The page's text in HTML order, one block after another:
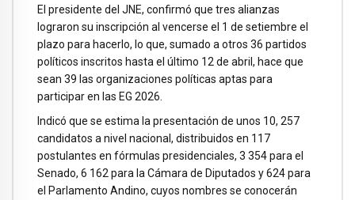
El presidente del JNE, confirmó que tres alianzas
lograron su inscripción al vencerse el 1 de setiembre el
plazo para hacerlo, lo que, sumado a otros 36 partidos
políticos inscritos hasta el último 12 de abril, hace que
sean 39 las organizaciones políticas aptas para
participar en las EG 2026.
Indicó que se estima la presentación de unos 10, 257
candidatos a nivel nacional, distribuidos en 117
postulantes en fórmulas presidenciales, 3 354 para el
Senado, 6 162 para la Cámara de Diputados y 624 para
el Parlamento Andino, cuyos nombres se conocerán